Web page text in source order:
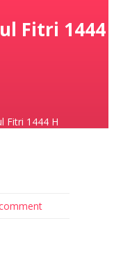
Fitri 1444
Fitri 1444 H